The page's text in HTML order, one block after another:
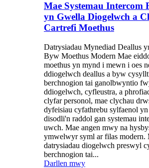
Mae Systemau Intercom
yn Gwella Diogelwch a
Cartrefi Moethus
Datrysiadau Mynediad Deallus
Byw Moethus Modern Mae
moethus yn mynd i mewn i oes
ddiogelwch deallus a byw
berchnogion tai ganolbwyntio
ddiogelwch, cyfleustra, a
clyfar personol, mae clychau
dyfeisiau cyfathrebu sylfaenol yn
disodli'n raddol gan systemau
uwch. Mae angen mwy na
ymwelwyr syml ar filas modern.
datrysiadau diogelwch preswyl
berchnogion tai...
Darllen mwy